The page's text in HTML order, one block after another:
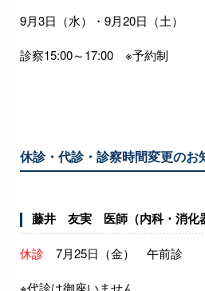
9月3日（水）・9月20日（土）
診察15:00～17:00 ※予約制
休診・代診・診察時間変更のお
藤井 友実 医師（内科・消化
休診 7月25日（金） 午前診
※代診は御座いません。